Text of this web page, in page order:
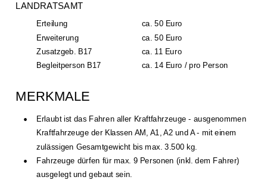
LANDRATSAMT
Erteilung
ca. 50 Euro
Erweiterung
ca. 50 Euro
Zusatzgeb. B17
ca. 11 Euro
Begleitperson B17
ca. 14 Euro / pro Person
MERKMALE
•
Erlaubt ist das Fahren aller Kraftfahrzeuge - ausgenommen
Kraftfahrzeuge der Klassen AM, A1, A2 und A - mit einem
zulässigen Gesamtgewicht bis max. 3.500 kg.
•
Fahrzeuge dürfen für max. 9 Personen (inkl. dem Fahrer)
ausgelegt und gebaut sein.